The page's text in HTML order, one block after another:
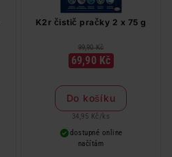
K2r čistič pračky 2 x 75 g
99,90 Kč
69,90 Kč
Do košíku
34,95 Kč / ks
dostupné online
načítám